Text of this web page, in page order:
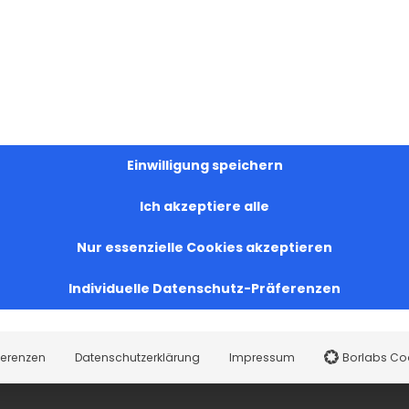
Einwilligung speichern
Ich akzeptiere alle
Nur essenzielle Cookies akzeptieren
Individuelle Datenschutz-Präferenzen
Datenschutzerklärung Impressum Borlabs